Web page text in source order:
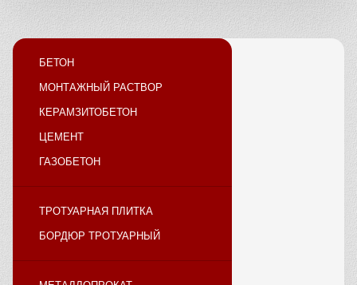
БЕТОН
МОНТАЖНЫЙ РАСТВОР
КЕРАМЗИТОБЕТОН
ЦЕМЕНТ
ГАЗОБЕТОН
ТРОТУАРНАЯ ПЛИТКА
БОРДЮР ТРОТУАРНЫЙ